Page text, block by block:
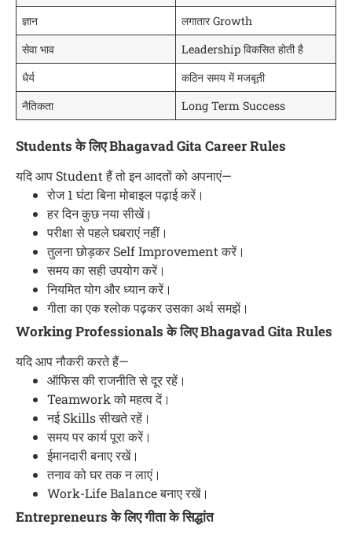
ज्ञान
लगातार Growth
सेवा भाव
Leadership विकसित होती है
धैर्य
कठिन समय में मजबूती
नैतिकता
Long Term Success
Students के लिए Bhagavad Gita Career Rules
यदि आप Student हैं तो इन आदतों को अपनाएं—
रोज 1 घंटा बिना मोबाइल पढ़ाई करें।
हर दिन कुछ नया सीखें।
परीक्षा से पहले घबराएं नहीं।
तुलना छोड़कर Self Improvement करें।
समय का सही उपयोग करें।
नियमित योग और ध्यान करें।
गीता का एक श्लोक पढ़कर उसका अर्थ समझें।
Working Professionals के लिए Bhagavad Gita Rules
यदि आप नौकरी करते हैं—
ऑफिस की राजनीति से दूर रहें।
Teamwork को महत्व दें।
नई Skills सीखते रहें।
समय पर कार्य पूरा करें।
ईमानदारी बनाए रखें।
तनाव को घर तक न लाएं।
Work-Life Balance बनाए रखें।
Entrepreneurs के लिए गीता के सिद्धांत